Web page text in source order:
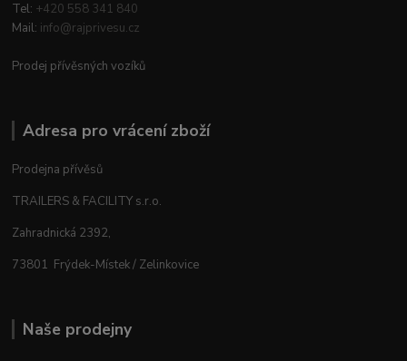
Tel: +420 558 341 840
Mail: info@rajprivesu.cz
Prodej přívěsných vozíků
Adresa pro vrácení zboží
Prodejna přívěsů
TRAILERS & FACILITY s.r.o.
Zahradnická 2392,
73801 Frýdek-Místek / Zelinkovice
Naše prodejny